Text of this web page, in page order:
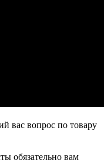
вас вопрос по товару
обязательно вам